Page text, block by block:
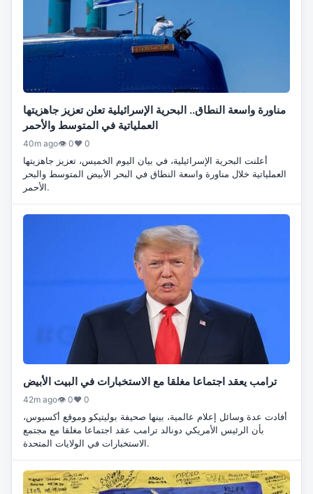
مناورة واسعة النطاق.. البحرية الإسرائيلية تعلن تعزيز جاهزيتها
العملياتية في المتوسط والأحمر
40m ago👁 0♥ 0
أعلنت البحرية الإسرائيلية، في بيان اليوم الخميس، تعزيز جاهزيتها
العملياتية خلال مناورة واسعة النطاق في البحر الأبيض المتوسط والبحر
الأحمر.
ترامب يعقد اجتماعا مغلقا مع الاستخبارات في البيت الأبيض
42m ago👁 0♥ 0
أفادت عدة وسائل إعلام عالمية، بينها صحيفة بوليتيكو وموقع أكسيوس،
بأن الرئيس الأمريكي دونالد ترامب عقد اجتماعا مغلقا مع مجتمع
الاستخبارات في الولايات المتحدة.